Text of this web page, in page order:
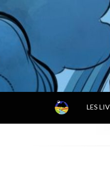
C
LES